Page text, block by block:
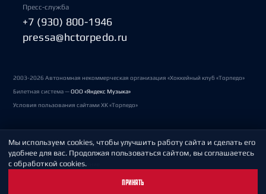
Пресс-служба
+7 (930) 800-1946
pressa@hctorpedo.ru
2003-2026 Автономная некоммерческая организация «Хоккейный клуб «Торпедо»
Билетная система —ООО «Яндекс Музыка»
Условия пользования сайтами ХК «Торпедо»
Политика обработки персональных данных
Пользовательское соглашение
Мы используем cookies, чтобы улучшить работу сайта и сделать его
удобнее для вас. Продолжая пользоваться сайтом, вы соглашаетесь
с обработкой cookies.
ПРИНЯТЬ